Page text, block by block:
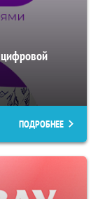
цифровой
ПОДРОБНЕЕ